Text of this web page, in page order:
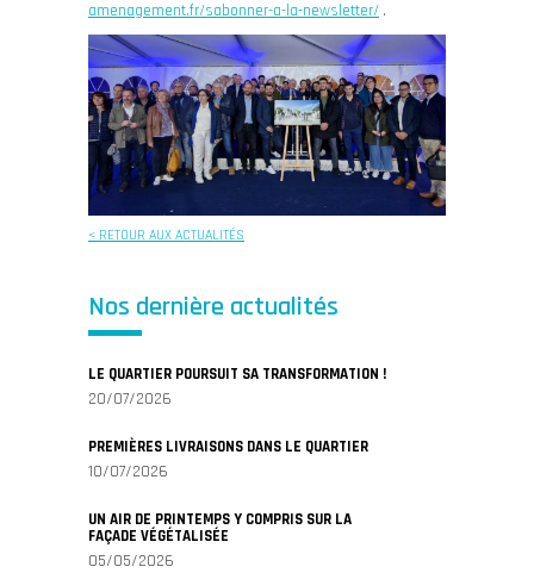
amenagement.fr/sabonner-a-la-newsletter/ .
< RETOUR AUX ACTUALITÉS
Nos dernière actualités
LE QUARTIER POURSUIT SA TRANSFORMATION !
20/07/2026
PREMIÈRES LIVRAISONS DANS LE QUARTIER
10/07/2026
UN AIR DE PRINTEMPS Y COMPRIS SUR LA
FAÇADE VÉGÉTALISÉE
05/05/2026